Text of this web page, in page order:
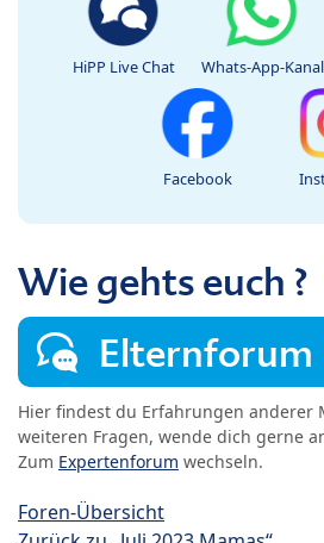
HiPP Live Chat Whats-App-Kanal
Facebook
Wie gehts euch ?
Elternforum
Hier findest du Erfahrungen anderer
weiteren Fragen, wende dich gerne
Zum Expertenforum wechseln.
Foren-Übersicht